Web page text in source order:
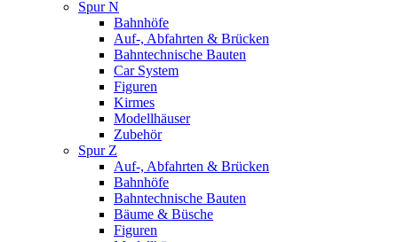
Spur N
Bahnhöfe
Auf-, Abfahrten & Brücken
Bahntechnische Bauten
Car System
Figuren
Kirmes
Modellhäuser
Zubehör
Spur Z
Auf-, Abfahrten & Brücken
Bahnhöfe
Bahntechnische Bauten
Bäume & Büsche
Figuren